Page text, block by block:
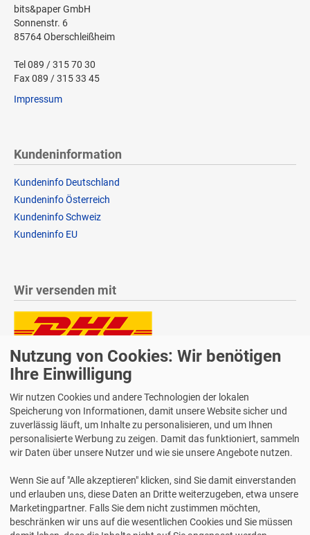
bits&paper GmbH
Sonnenstr. 6
85764 Oberschleißheim
Tel 089 / 315 70 30
Fax 089 / 315 33 45
Impressum
Kundeninformation
Kundeninfo Deutschland
Kundeninfo Österreich
Kundeninfo Schweiz
Kundeninfo EU
Wir versenden mit
Lieferung auch an Packstationen und Postfilialen
Samstagszustellung
Bequeme Zahlung über Paypal
2 Jahre Gewährleistung
Alle Texte, Grafiken, Bilder und das Layout sind urheberrechtlich
Nutzung von Cookies: Wir benötigen
Ihre Einwilligung
Wir nutzen Cookies und andere Technologien der lokalen
Speicherung von Informationen, damit unsere Website sicher und
zuverlässig läuft, um Inhalte zu personalisieren, und um Ihnen
personalisierte Werbung zu zeigen. Damit das funktioniert, sammeln
wir Daten über unsere Nutzer und wie sie unsere Angebote nutzen.
Wenn Sie auf "Alle akzeptieren" klicken, sind Sie damit einverstanden
und erlauben uns, diese Daten an Dritte weiterzugeben, etwa unsere
Marketingpartner. Falls Sie dem nicht zustimmen möchten,
beschränken wir uns auf die wesentlichen Cookies und Sie müssen